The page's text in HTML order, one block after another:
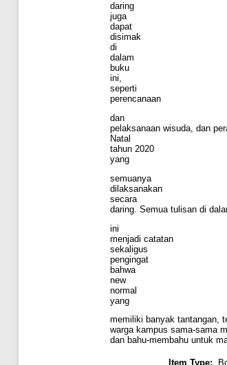
daring
juga
dapat
disimak
di
dalam
buku
ini,
seperti
perencanaan
dan
pelaksanaan wisuda, dan
Natal
tahun 2020
yang
semuanya
dilaksanakan
secara
daring. Semua tulisan di
ini
menjadi catatan
sekaligus
pengingat
bahwa
new
normal
yang
memiliki banyak tantangan,
warga kampus sama-sama
dan bahu-membahu untuk
Item Type: